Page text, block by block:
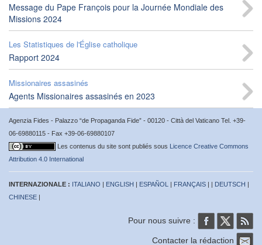
Message du Pape François pour la Journée Mondiale des
Missions 2024
Les Statistiques de l'Église catholique
Rapport 2024
Missionaires assasinés
Agents Missionaires assasinés en 2023
Agenzia Fides - Palazzo “de Propaganda Fide” - 00120 - Città del Vaticano Tel. +39-
06-69880115 - Fax +39-06-69880107
Les contenus du site sont publiés sous Licence Creative Commons
Attribution 4.0 International
INTERNAZIONALE : ITALIANO | ENGLISH | ESPAÑOL | FRANÇAIS | | DEUTSCH |
CHINESE |
Pour nous suivre :
Contacter la rédaction